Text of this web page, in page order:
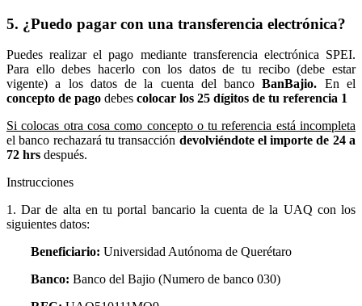
5. ¿Puedo pagar con una transferencia electrónica?
Puedes realizar el pago mediante transferencia electrónica SPEI.
Para ello debes hacerlo con los datos de tu recibo (debe estar
vigente) a los datos de la cuenta del bancoBanBajio. En el
concepto de pago debes colocar los 25 dígitos de tu referencia 1
Si colocas otra cosa como concepto o tu referencia está incompleta
el banco rechazará tu transacción devolviéndote el importe de 24 a
72 hrs después.
Instrucciones
1. Dar de alta en tu portal bancario la cuenta de la UAQ con los
siguientes datos:
Beneficiario: Universidad Autónoma de Querétaro
Banco: Banco del Bajio (Numero de banco 030)